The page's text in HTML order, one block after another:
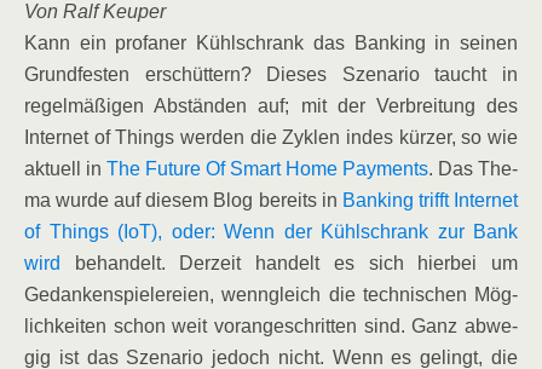
Von Ralf Keuper
Kann ein pro­fa­ner Kühl­schrank das Ban­king in sei­nen
Grund­fes­ten erschüt­tern? Die­ses Sze­na­rio taucht in
regel­mä­ßi­gen Abstän­den auf; mit der Ver­brei­tung des
Inter­net of Things wer­den die Zyklen indes kür­zer, so wie
aktu­ell in The Future Of Smart Home Pay­ments. Das The­
ma wur­de auf die­sem Blog bereits in Ban­king trifft Inter­net
of Things (IoT), oder: Wenn der Kühl­schrank zur Bank
wird
behan­delt. Der­zeit han­delt es sich hier­bei um
Gedan­ken­spie­le­rei­en, wenn­gleich die tech­ni­schen Mög­
lich­kei­ten schon weit vor­an­ge­schrit­ten sind. Ganz abwe­
gig ist das Sze­na­rio jedoch nicht. Wenn es gelingt, die